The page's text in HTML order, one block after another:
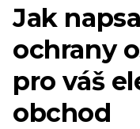
Jak
ochrany
pro váš
obchod